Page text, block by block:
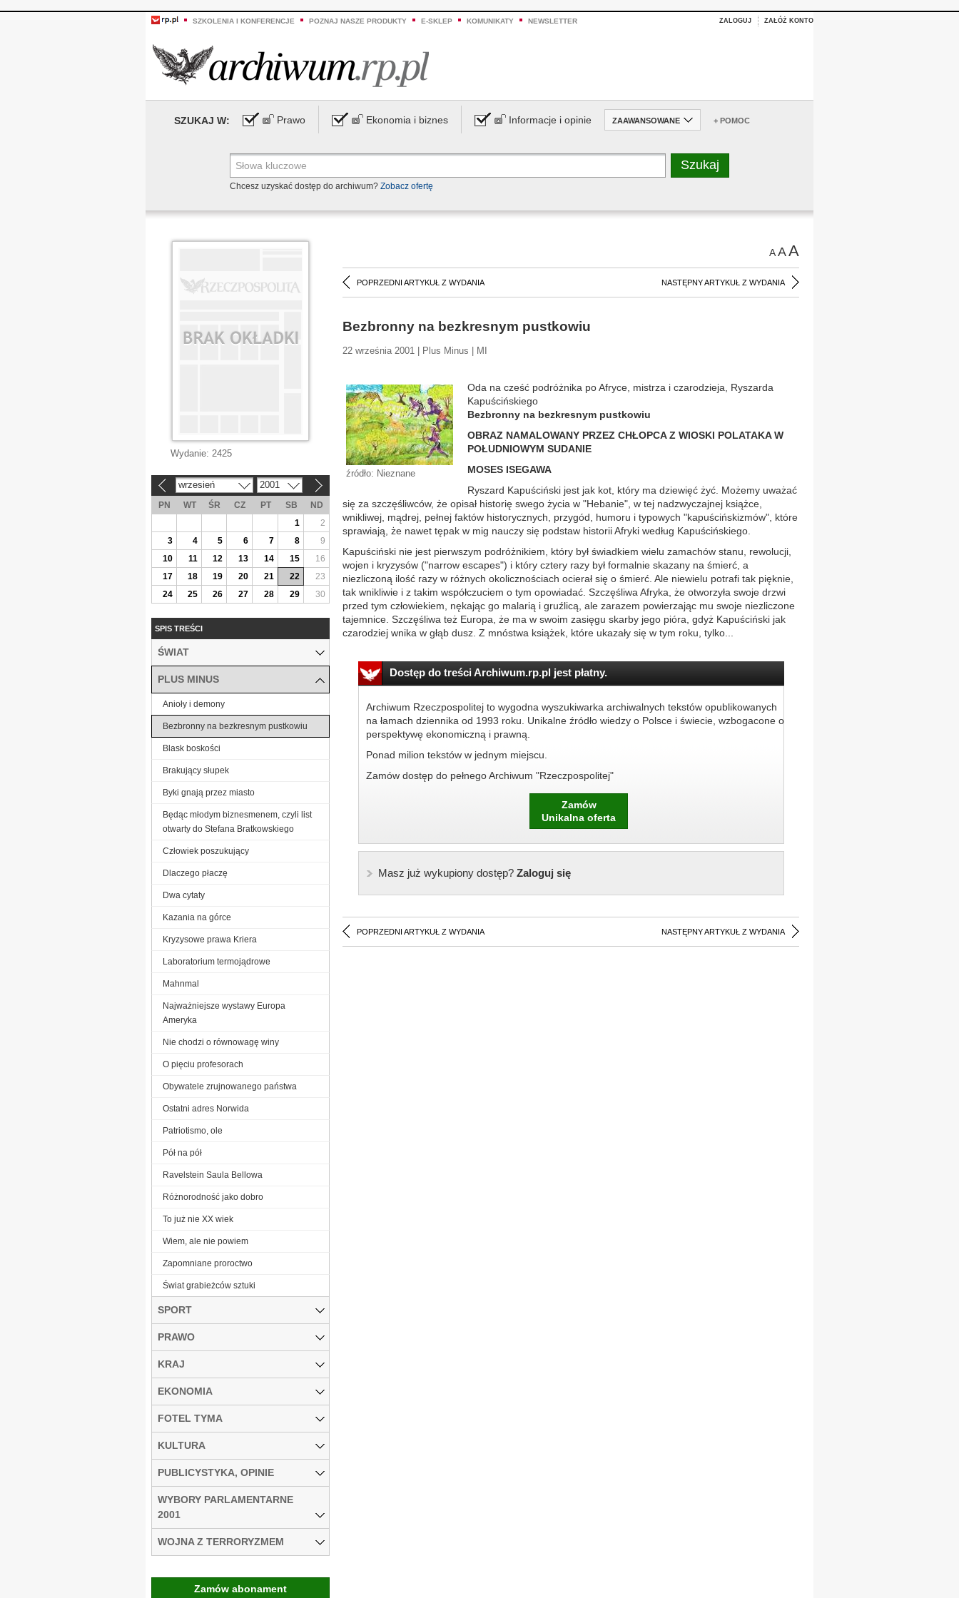
SZKOLENIA I KONFERENCJE POZNAJ NASZE PRODUKTY E-SKLEP KOMUNIKATY NEWSLETTER ZALOGUJ ZAŁÓŻ KONTO
SZUKAJ W: Prawo Ekonomia i biznes Informacje i opinie ZAAWANSOWANE + POMOC
Chcesz uzyskać dostęp do archiwum? Zobacz ofertę
AAA
POPRZEDNI ARTYKUŁ Z WYDANIA NASTĘPNY ARTYKUŁ Z WYDANIA
Bezbronny na bezkresnym pustkowiu
22 września 2001 | Plus Minus | MI
źródło: Nieznane
Oda na cześć podróżnika po Afryce, mistrza i czarodzieja, Ryszarda
Kapuścińskiego
Bezbronny na bezkresnym pustkowiu
OBRAZ NAMALOWANY PRZEZ CHŁOPCA Z WIOSKI POLATAKA W
POŁUDNIOWYM SUDANIE
MOSES ISEGAWA
Ryszard Kapuściński jest jak kot, który ma dziewięć żyć. Możemy uważać
się za szczęśliwców, że opisał historię swego życia w "Hebanie", w tej nadzwyczajnej książce,
wnikliwej, mądrej, pełnej faktów historycznych, przygód, humoru i typowych "kapuścińskizmów", które
sprawiają, że nawet tępak w mig nauczy się podstaw historii Afryki według Kapuścińskiego.
Kapuściński nie jest pierwszym podróżnikiem, który był świadkiem wielu zamachów stanu, rewolucji,
wojen i kryzysów ("narrow escapes") i który cztery razy był formalnie skazany na śmierć, a
niezliczoną ilość razy w różnych okolicznościach ocierał się o śmierć. Ale niewielu potrafi tak pięknie,
tak wnikliwie i z takim współczuciem o tym opowiadać. Szczęśliwa Afryka, że otworzyła swoje drzwi
przed tym człowiekiem, nękając go malarią i gruźlicą, ale zarazem powierzając mu swoje niezliczone
tajemnice. Szczęśliwa też Europa, że ma w swoim zasięgu skarby jego pióra, gdyż Kapuściński jak
czarodziej wnika w głąb dusz. Z mnóstwa książek, które ukazały się w tym roku, tylko...
Dostęp do treści Archiwum.rp.pl jest płatny.
Archiwum Rzeczpospolitej to wygodna wyszukiwarka archiwalnych tekstów opublikowanych
na łamach dziennika od 1993 roku. Unikalne źródło wiedzy o Polsce i świecie, wzbogacone o
perspektywę ekonomiczną i prawną.
Ponad milion tekstów w jednym miejscu.
Zamów dostęp do pełnego Archiwum "Rzeczpospolitej"
Zamów
Unikalna oferta
Masz już wykupiony dostęp?Zaloguj się
POPRZEDNI ARTYKUŁ Z WYDANIA NASTĘPNY ARTYKUŁ Z WYDANIA
Wydanie: 2425
wrzesień 2001
PN WT ŚR CZ PT SB
ND
1
2
3
4 5 6 7 8
9
10
11 12 13 14 15
16
17
18 19 20 21 22
23
24
25 26 27 28 29 30
SPIS TREŚCI
ŚWIAT
PLUS MINUS
Anioły i demony
Bezbronny na bezkresnym pustkowiu
Blask boskości
Brakujący słupek
Byki gnają przez miasto
Będąc młodym biznesmenem, czyli list
otwarty do Stefana Bratkowskiego
Człowiek poszukujący
Dlaczego płaczę
Dwa cytaty
Kazania na górce
Kryzysowe prawa Kriera
Laboratorium termojądrowe
Mahnmal
Najważniejsze wystawy Europa
Ameryka
Nie chodzi o równowagę winy
O pięciu profesorach
Obywatele zrujnowanego państwa
Ostatni adres Norwida
Patriotismo, ole
Pół na pół
Ravelstein Saula Bellowa
Różnorodność jako dobro
To już nie XX wiek
Wiem, ale nie powiem
Zapomniane proroctwo
Świat grabieżców sztuki
SPORT
PRAWO
KRAJ
EKONOMIA
FOTEL TYMA
KULTURA
PUBLICYSTYKA, OPINIE
WYBORY PARLAMENTARNE
2001
WOJNA Z TERRORYZMEM
Zamów abonament